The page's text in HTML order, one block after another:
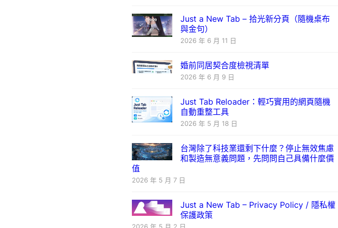
Just a New Tab – 拾光新分頁（隨機桌布
與金句）
2026 年 6 月 11 日
婚前同居契合度檢視清單
2026 年 6 月 9 日
Just Tab Reloader：輕巧實用的網頁隨機
自動重整工具
2026 年 5 月 18 日
台灣除了科技業還剩下什麼？停止無效焦慮
和製造無意義問題，先問問自己具備什麼價
值
2026 年 5 月 7 日
Just a New Tab – Privacy Policy / 隱私權
保護政策